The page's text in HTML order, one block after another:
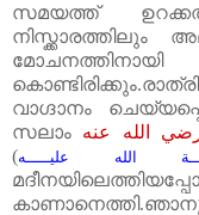
സമയത്ത്
കൊണ്ടിരിക്കും.
വാഗ്ദാനം
സലാം الله عنه
(الله عليـــــه
കാണാനെത്തി.